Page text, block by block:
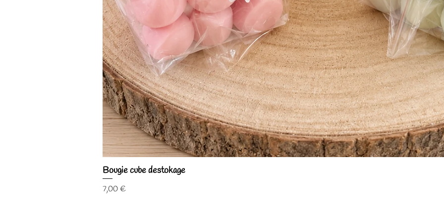
Bougie cube destokage
Prix
7,00 €